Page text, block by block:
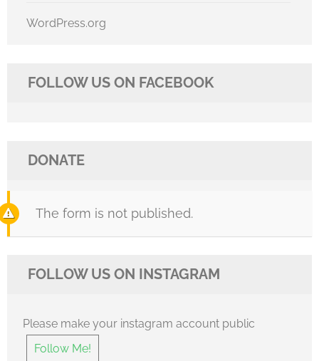
WordPress.org
FOLLOW US ON FACEBOOK
DONATE
The form is not published.
FOLLOW US ON INSTAGRAM
Please make your instagram account public
Follow Me!